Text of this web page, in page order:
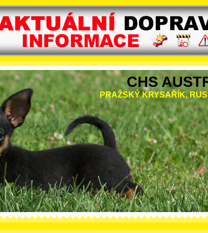
CHS
PRAŽSKÝ KRYSAŘÍK,